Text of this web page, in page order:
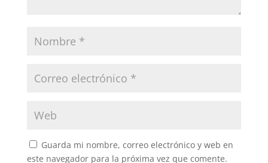
Guarda mi nombre, correo electrónico y web en
este navegador para la próxima vez que comente.